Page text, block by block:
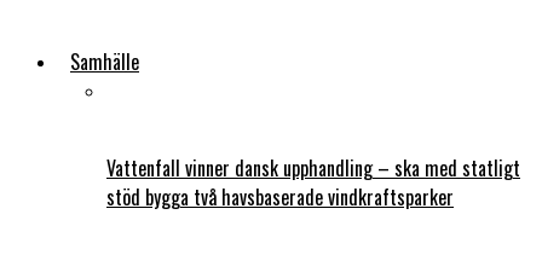
Samhälle
Vattenfall vinner dansk upphandling – ska med statligt
stöd bygga två havsbaserade vindkraftsparker